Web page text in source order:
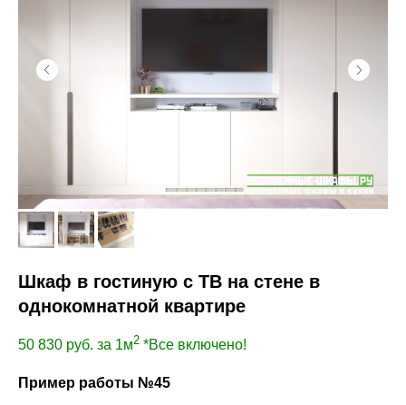
Шкаф в гостиную с ТВ на стене в
однокомнатной квартире
50 830 руб. за 1м2 *Все включено!
Пример работы №45